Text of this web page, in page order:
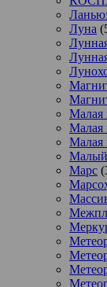
Луна
Малая
Малая
Малая
Малый
Марс